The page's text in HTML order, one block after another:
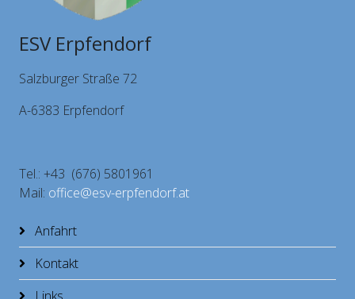
ESV Erpfendorf
Salzburger Straße 72
A-6383 Erpfendorf
Tel.: +43 (676) 5801961
Mail: office@esv-erpfendorf.at
Anfahrt
Kontakt